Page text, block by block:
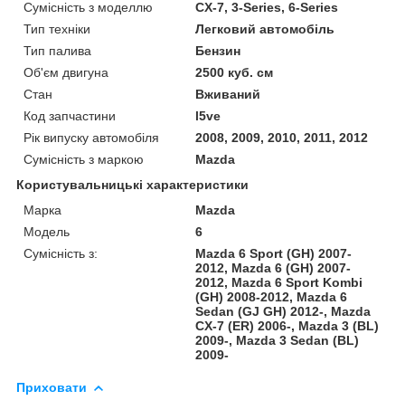
Сумісність з моделлю
CX-7, 3-Series, 6-Series
Тип техніки
Легковий автомобіль
Тип палива
Бензин
Об'єм двигуна
2500 куб. см
Стан
Вживаний
Код запчастини
l5ve
Рік випуску автомобіля
2008, 2009, 2010, 2011, 2012
Сумісність з маркою
Mazda
Користувальницькі характеристики
Марка
Mazda
Модель
6
Сумісність з:
Mazda 6 Sport (GH) 2007-
2012, Mazda 6 (GH) 2007-
2012, Mazda 6 Sport Kombi
(GH) 2008-2012, Mazda 6
Sedan (GJ GH) 2012-, Mazda
CX-7 (ER) 2006-, Mazda 3 (BL)
2009-, Mazda 3 Sedan (BL)
2009-
Приховати